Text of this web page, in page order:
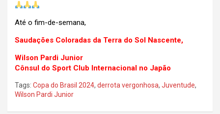
Até o fim-de-semana,
Saudações Coloradas da Terra do Sol Nascente,
Wilson Pardi Junior
Cônsul do Sport Club Internacional no Japão
Tags: Copa do Brasil 2024, derrota vergonhosa, Juventude,
Wilson Pardi Junior